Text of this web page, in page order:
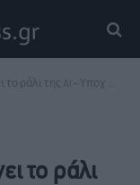
AI - Υποχωρούν οι δείκτες
το ράλι